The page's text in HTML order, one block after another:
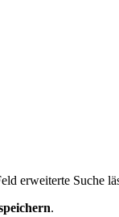
erweiterte Suche
.